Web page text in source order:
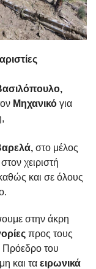
Μηχανικό για
στο μέλος
στον χειριστή
και σε όλους
στην άκρη
προς τους
Πρόεδρο του
και τα ειρωνικά